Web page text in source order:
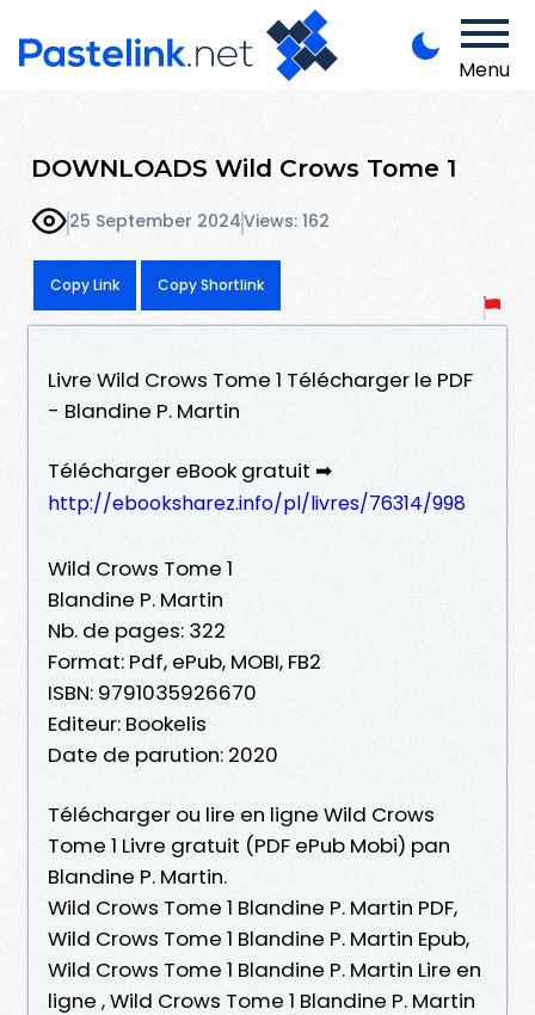
Menu
DOWNLOADS Wild Crows Tome 1
25 September 2024Views: 162
Copy Link Copy Shortlink
Livre Wild Crows Tome 1 Télécharger le PDF
- Blandine P. Martin
Télécharger eBook gratuit ➡
http://ebooksharez.info/pl/livres/76314/998
Wild Crows Tome 1
Blandine P. Martin
Nb. de pages: 322
Format: Pdf, ePub, MOBI, FB2
ISBN: 9791035926670
Editeur: Bookelis
Date de parution: 2020
Télécharger ou lire en ligne Wild Crows
Tome 1 Livre gratuit (PDF ePub Mobi) pan
Blandine P. Martin.
Wild Crows Tome 1 Blandine P. Martin PDF,
Wild Crows Tome 1 Blandine P. Martin Epub,
Wild Crows Tome 1 Blandine P. Martin Lire en
ligne , Wild Crows Tome 1 Blandine P. Martin